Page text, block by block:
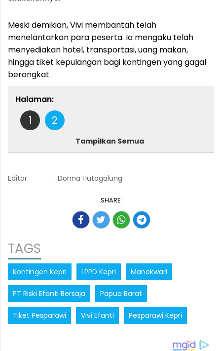
Meski demikian, Vivi membantah telah
menelantarkan para peserta. Ia mengaku telah
menyediakan hotel, transportasi, uang makan,
hingga tiket kepulangan bagi kontingen yang gagal
berangkat.
Halaman:
1 2
Tampilkan Semua
Editor : Donna Hutagalung
SHARE:
TAGS
Kontingen Kepri LPPD Kepri Manokwari
PT Riski Efanti Bersaja Papua Barat
Tiket Pesparawi Vivi Efanti Pesparawi Kepri